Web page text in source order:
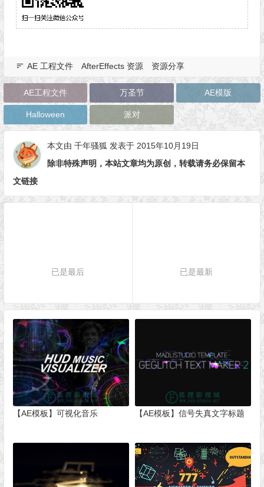
AE 工程文件 AfterEffects 资源 资源分享
AE工程文件 万圣节 AE模版
Halloween 派对
本文由 千年骚狐 发表于 2015年10月19日
除非特殊声明，本站文章均为原创，转载请务必保留本
文链接
已是最后 已是最新
【AE模板】可视化音乐 【AE模板】信号失真文字标题